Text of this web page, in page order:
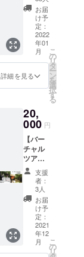
e Drive
での公
開を予
定して
おりま
す。公
開日、
アクセ
日メー
ルで連
します
※視聴期
間は設
けてお
りませ
礼の
メッ
セージ
(メール)
BSBCC
Japan
オリジ
ナルT
シャツ
(白)！マ
レーグ
マのイ
ラスト
コット
ン素材
※サイズ
はS、
M、Lか
らお選
びいた
だけま
リジナ
ルポス
ター
(A4) を
２種類
お送り
お届
け予
定：
2022
年01
月
詳細を見る
こ
の
リ
タ
ー
ン
を
選
択
す
る
20,
000 円
【バー
チャル
ツアー
参加
券】 ・
ウォン
博士に
よる
BSBCC
のバー
チャル
ツアー
に参
支援
者：
3人
お届
け予
定：
2021
年12
月
こ
の
リ